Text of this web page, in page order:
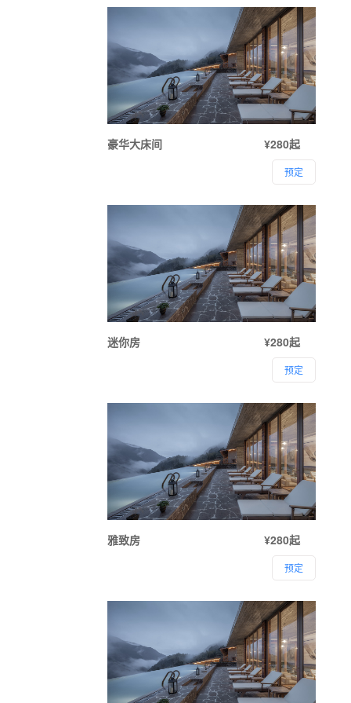
豪华大床间 ¥280起
预定
迷你房 ¥280起
预定
雅致房 ¥280起
预定